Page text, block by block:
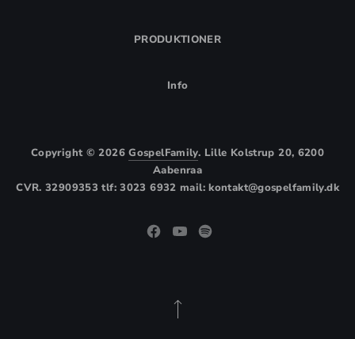
Copyright © 2026GospelFamily. Lille Kolstrup 20, 6200
Aabenraa
CVR. 32909353 tlf: 3023 6932 mail: kontakt@gospelfamily.dk
PRODUKTIONER
Info
New Window
New Window
New Window
Back to Top